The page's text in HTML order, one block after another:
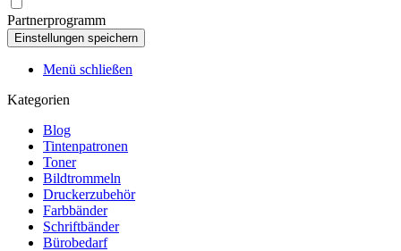
Partnerprogramm
Menü schließen
Kategorien
Blog
Tintenpatronen
Toner
Bildtrommeln
Druckerzubehör
Farbbänder
Schriftbänder
Bürobedarf